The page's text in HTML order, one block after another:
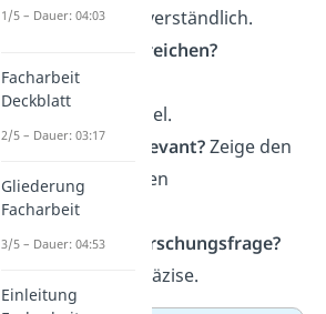
Thema klar und verständlich.
Was willst du erreichen?
Beschreibe dein
Untersuchungsziel.
Warum ist es relevant?Zeige den
wissenschaftlichen
Zusammenhang.
Was ist deine Forschungsfrage?
Formuliere sie präzise.
1/5 – Dauer: 04:03
Facharbeit
Deckblatt
2/5 – Dauer: 03:17
Gliederung
Facharbeit
3/5 – Dauer: 04:53
Einleitung